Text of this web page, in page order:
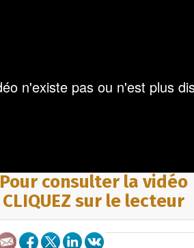
Pour consulter la vidéo
CLIQUEZ sur le lecteur